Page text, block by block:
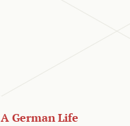
A German Life